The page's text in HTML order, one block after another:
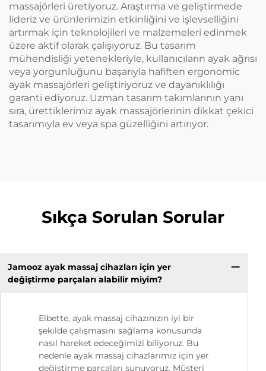
massajörleri üretiyoruz. Araştırma ve geliştirmede
lideriz ve ürünlerimizin etkinliğini ve işlevselliğini
artırmak için teknolojileri ve malzemeleri edinmek
üzere aktif olarak çalışıyoruz. Bu tasarım
mühendisliği yetenekleriyle, kullanıcıların ayak ağrısı
veya yorgunluğunu başarıyla hafiften ergonomic
ayak massajörleri geliştiriyoruz ve dayanıklılığı
garanti ediyoruz. Uzman tasarım takımlarının yanı
sıra, ürettiklerimiz ayak massajörlerinin dikkat çekici
tasarımıyla ev veya spa güzelliğini artırıyor.
Sıkça Sorulan Sorular
Jamooz ayak massaj cihazları için yer
değiştirme parçaları alabilir miyim?
Elbette, ayak massaj cihazınızın iyi bir
şekilde çalışmasını sağlama konusunda
nasıl hareket edeceğimizi biliyoruz. Bu
nedenle ayak massaj cihazlarımız için yer
değiştirme parçaları sunuyoruz. Müşteri